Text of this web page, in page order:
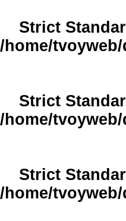
Strict
/home/
Strict
/home/
Strict
/home/